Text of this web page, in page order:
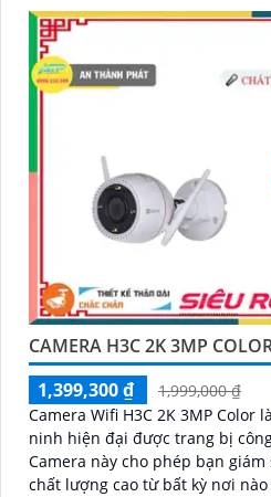
camera còn được trang bị công
động thông minh tăng cường
bạn. Loại Camera quan sát Wifi
1L3WF 3
CAMERA H3C 2K 3MP
1,399,300 ₫
1,999,000 ₫
Camera Wifi H3C 2K 3MP Color
ninh hiện đại được trang bị
Camera này cho phép bạn
chất lượng cao từ bất kỳ nơi